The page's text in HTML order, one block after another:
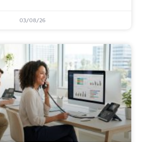
03/08/26